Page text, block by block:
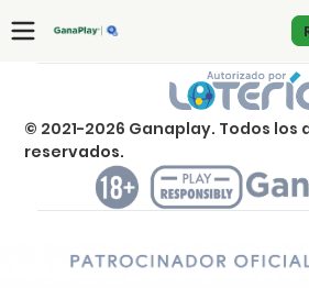
Contáctanos
Nombre completo: *
© 2021-2026 Ganaplay. Todos los
reservados.